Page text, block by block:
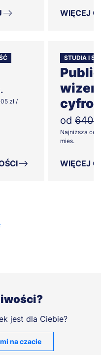
WIĘCEJ
zł /
STUDIA I
od 640zł
Najniższa
mies.
WIĘCEJ
jest dla Ciebie?
na czacie